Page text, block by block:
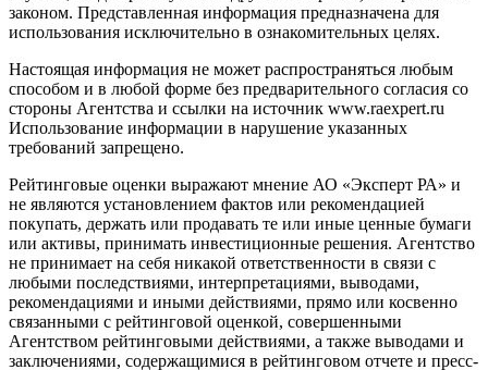
законом. Представленная информация предназначена для
использования исключительно в ознакомительных целях.
Настоящая информация не может распространяться любым
способом и в любой форме без предварительного согласия со
стороны Агентства и ссылки на источник www.raexpert.ru
Использование информации в нарушение указанных
требований запрещено.
Рейтинговые оценки выражают мнение АО «Эксперт РА» и
не являются установлением фактов или рекомендацией
покупать, держать или продавать те или иные ценные бумаги
или активы, принимать инвестиционные решения. Агентство
не принимает на себя никакой ответственности в связи с
любыми последствиями, интерпретациями, выводами,
рекомендациями и иными действиями, прямо или косвенно
связанными с рейтинговой оценкой, совершенными
Агентством рейтинговыми действиями, а также выводами и
заключениями, содержащимися в рейтинговом отчете и пресс-